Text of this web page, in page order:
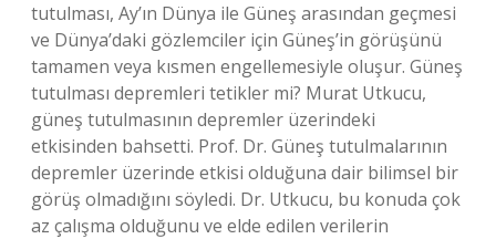
tutulması, Ay’ın Dünya ile Güneş arasından geçmesi
ve Dünya’daki gözlemciler için Güneş’in görüşünü
tamamen veya kısmen engellemesiyle oluşur. Güneş
tutulması depremleri tetikler mi? Murat Utkucu,
güneş tutulmasının depremler üzerindeki
etkisinden bahsetti. Prof. Dr. Güneş tutulmalarının
depremler üzerinde etkisi olduğuna dair bilimsel bir
görüş olmadığını söyledi. Dr. Utkucu, bu konuda çok
az çalışma olduğunu ve elde edilen verilerin